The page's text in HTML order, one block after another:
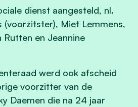
dienst aangesteld, nl.
(voorzitster), Miet Lemmens,
Rutten en Jeannine
werd ook afscheid
voorzitter van de
Daemen die na 24 jaar